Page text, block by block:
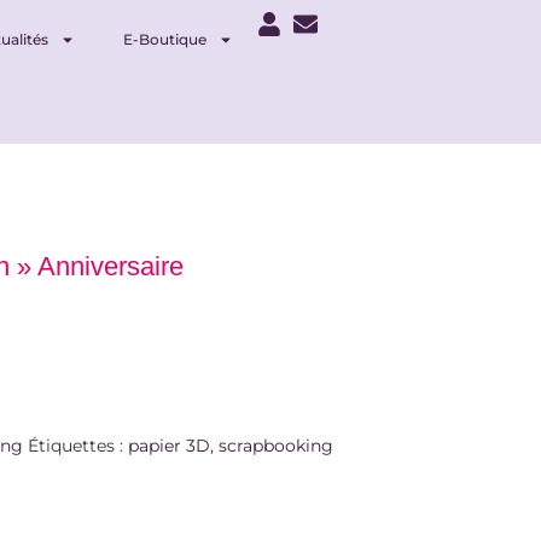
E-Boutique
» Anniversaire
Étiquettes : papier 3D, scrapbooking